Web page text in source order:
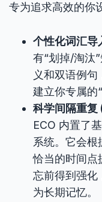
专为追求高效的你
个性化词汇导
有“划掉/淘汰
义和双语例句
建立你专属的
科学间隔重
ECO 内置了
系统。它会根
恰当的时间点
忘前得到强化
为长期记忆。